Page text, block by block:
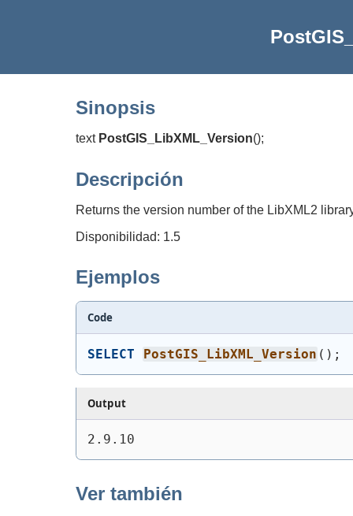
Sinopsis
text PostGIS_LibXML_Version();
Descripción
Returns the version number of the LibXML2
Disponibilidad: 1.5
Ejemplos
Code
SELECT PostGIS_LibXML_Version ( ) ;
Output
2.9.10
Ver también